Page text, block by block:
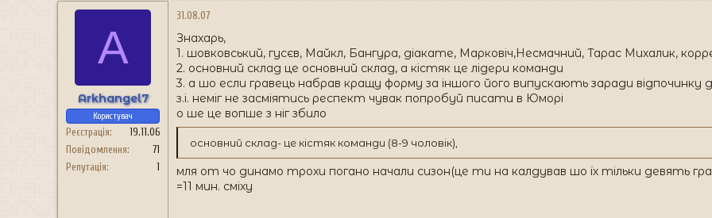
A
Arkhangel7
Користувач
Реєстрація
19.11.06
Повідомлення
71
Репутація
1
31.08.07
Знахарь,
1. шовковський, гусєв, Майкл, Бангура, діакате, Марковіч,Несмачний, Тарас Михалик,
2. основний склад це основний склад, а кістяк це лідери команди
3. а шо если гравець набрав кращу форму за іншого його випускають заради відпочинку
з.і. неміг не засміятись респект чувак попробуй писати в Юморі
о ше це вопше з ніг збило
основний склад- це кістяк команди (8-9 чоловік),
мля от чо динамо трохи погано начали сизон(це ти на калдував шо їх тільки девять
=11 мин. сміху